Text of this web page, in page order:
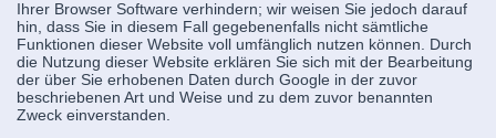
Ihrer Browser Software verhindern; wir weisen Sie jedoch darauf
hin, dass Sie in diesem Fall gegebenenfalls nicht sämtliche
Funktionen dieser Website voll umfänglich nutzen können. Durch
die Nutzung dieser Website erklären Sie sich mit der Bearbeitung
der über Sie erhobenen Daten durch Google in der zuvor
beschriebenen Art und Weise und zu dem zuvor benannten
Zweck einverstanden.